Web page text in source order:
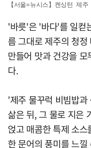
【서울=뉴시스】켄싱턴 제
'바릇'은 '바다'를 일컫
름 그대로 제주의 청
만들어 맛과 건강을
다.
'제주 물꾸럭 비빔밥
삶은 뒤, 그 물로 지은
얹고 매콤한 특제 소
한 문어의 풍미를 느